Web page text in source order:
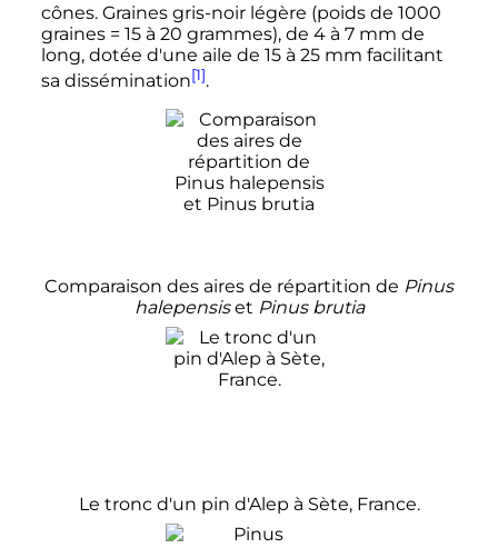
cônes. Graines gris-noir légère (poids de 1000
graines = 15 à 20 grammes), de 4 à 7 mm de
long, dotée d'une aile de 15 à 25 mm facilitant
sa dissémination[1].
Comparaison des aires de répartition de Pinus
halepensiset Pinus brutia
Le tronc d'un pin d'Alep à Sète, France.